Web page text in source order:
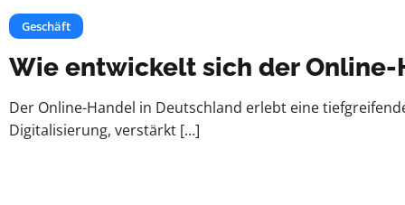
Geschäft
Wie entwickelt sich der Online-
Der Online-Handel in Deutschland erlebt eine
Digitalisierung, verstärkt […]